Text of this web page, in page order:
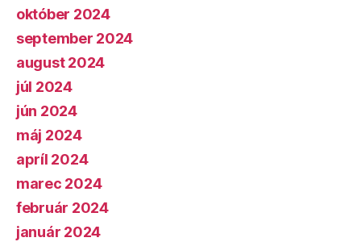
október 2024
september 2024
august 2024
júl 2024
jún 2024
máj 2024
apríl 2024
marec 2024
február 2024
január 2024